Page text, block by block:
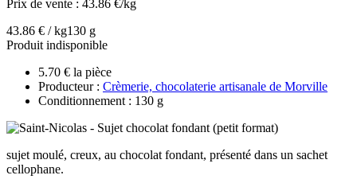
Prix de vente : 43.86 €/kg
43.86 € / kg130 g
Produit indisponible
5.70 € la pièce
Producteur : Crèmerie, chocolaterie artisanale de Morville
Conditionnement : 130 g
sujet moulé, creux, au chocolat fondant, présenté dans un sachet
cellophane.